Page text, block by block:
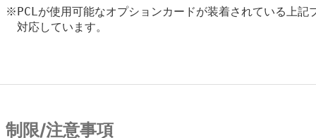
※PCLが使用可能なオプションカードが装着されている上記
対応しています。
制限/注意事項